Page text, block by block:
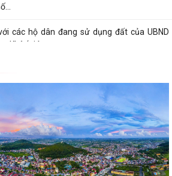
các hộ dân đang sử dụng đất của UBND
Khê (giáp...
DỰ HỘI NGHỊ TRỰC TUYẾN THÀNH PHỐ VỀ
ĐỒ ĐỊA CHÍNH, LẬP...
quân tự vệ tại chỗ năm 2026
ngày 31/7/2026 về việc công bố kế
hiện đấu...